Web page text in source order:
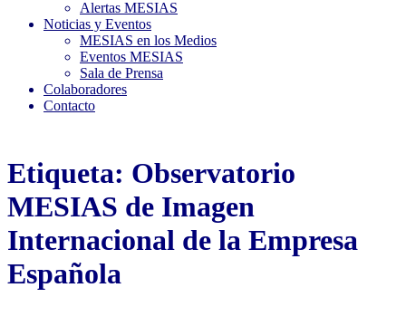
Alertas MESIAS
Noticias y Eventos
MESIAS en los Medios
Eventos MESIAS
Sala de Prensa
Colaboradores
Contacto
Etiqueta: Observatorio
MESIAS de Imagen
Internacional de la Empresa
Española